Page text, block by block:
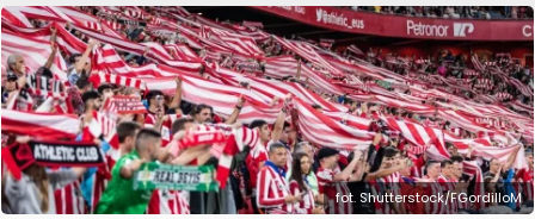
fot. Shutterstock/FGordilloM